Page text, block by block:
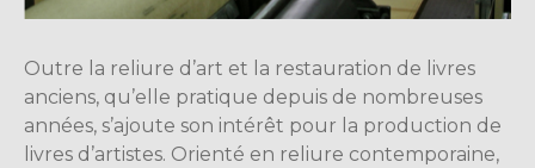
Outre la reliure d’art et la restauration de livres
anciens, qu’elle pratique depuis de nombreuses
années, s’ajoute son intérêt pour la production de
livres d’artistes. Orienté en reliure contemporaine,